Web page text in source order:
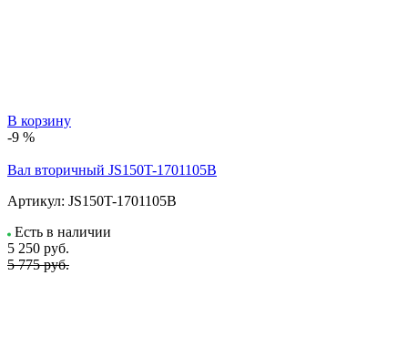
В корзину
-9 %
Вал вторичный JS150T-1701105B
Артикул: JS150T-1701105B
Есть в наличии
5 250 руб.
5 775 руб.